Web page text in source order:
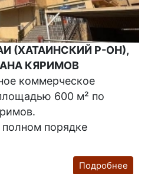
(ХАТАИНСКИЙ Р-ОН),
КЯРИМОВ
коммерческое
600 м² по
порядке
Подробнее